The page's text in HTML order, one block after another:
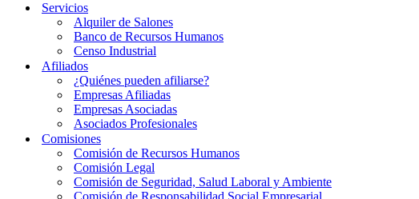
Servicios
Alquiler de Salones
Banco de Recursos Humanos
Censo Industrial
Afiliados
¿Quiénes pueden afiliarse?
Empresas Afiliadas
Empresas Asociadas
Asociados Profesionales
Comisiones
Comisión de Recursos Humanos
Comisión Legal
Comisión de Seguridad, Salud Laboral y Ambiente
Comisión de Responsabilidad Social Empresarial